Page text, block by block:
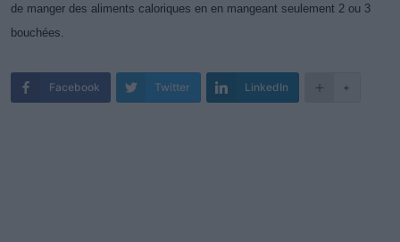
de manger des aliments caloriques en en mangeant seulement 2 ou 3
bouchées.
Facebook Twitter LinkedIn +